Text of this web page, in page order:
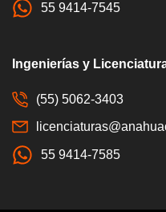
55 9414-7545
Ingenierías y
(55) 5062-3403
55 9414-7585